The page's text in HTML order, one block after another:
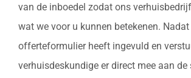
van de inboedel zodat ons
wat we voor u kunnen betekenen.
offerteformulier heeft ingevuld en
verhuisdeskundige er direct mee aan de